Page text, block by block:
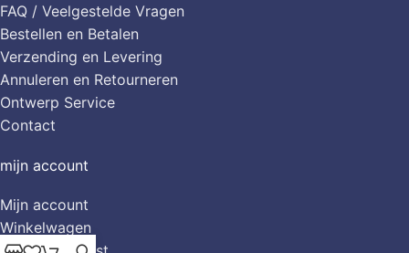
FAQ / Veelgestelde Vragen
Bestellen en Betalen
Verzending en Levering
Annuleren en Retourneren
Ontwerp Service
Contact
mijn account
Mijn account
Winkelwagen